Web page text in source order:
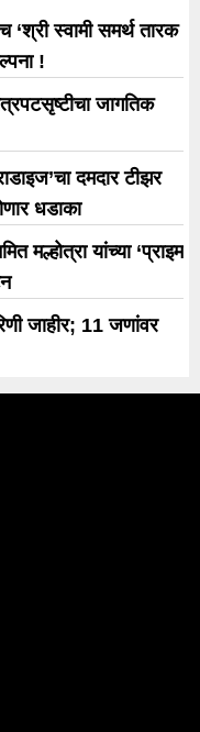
‘श्री स्वामी समर्थ तारक
!
जागतिक
दमदार टीझर
धडाका
मल्होत्रा यांच्या ‘प्राइम
जाहीर; 11 जणांवर